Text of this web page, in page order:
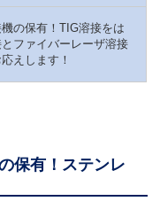
の保有！TIG溶接をは
ファイバーレーザ溶接
えします！
保有！ステンレ